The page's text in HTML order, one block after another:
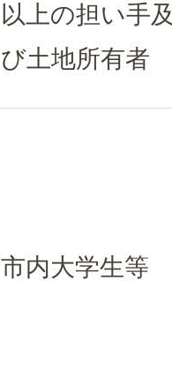
以上の担い手及
び土地所有者
市内大学生等